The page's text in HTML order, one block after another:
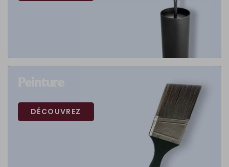
DÉCOUVREZ